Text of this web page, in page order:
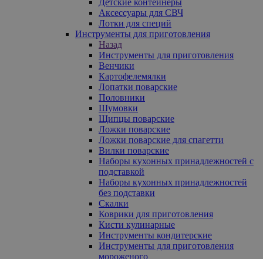
Аксессуары для СВЧ
Лотки для специй
Инструменты для приготовления
Назад
Инструменты для приготовления
Венчики
Картофелемялки
Лопатки поварские
Половники
Шумовки
Щипцы поварские
Ложки поварские
Ложки поварские для спагетти
Вилки поварские
Наборы кухонных принадлежностей с
подставкой
Наборы кухонных принадлежностей
без подставки
Скалки
Коврики для приготовления
Кисти кулинарные
Инструменты кондитерские
Инструменты для приготовления
мороженого